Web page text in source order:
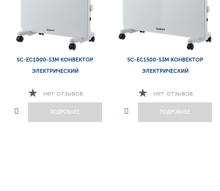
EC1000-S3M КОНВЕКТОР
ЭЛЕКТРИЧЕСКИЙ
нет отзывов
ПОДРОБНЕЕ
SC-EC1500-S3M КОНВЕКТОР
ЭЛЕКТРИЧЕСКИЙ
нет отзывов
ПОДРОБНЕЕ